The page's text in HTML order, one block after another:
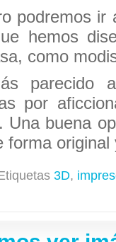
podremos ir
hemos
como
parecido
por
Una buena
forma original
3D,